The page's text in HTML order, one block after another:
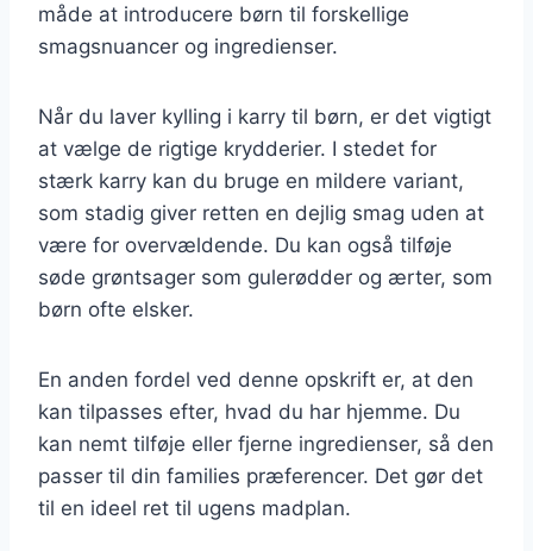
måde at introducere børn til forskellige
smagsnuancer og ingredienser.
Når du laver kylling i karry til børn, er det vigtigt
at vælge de rigtige krydderier. I stedet for
stærk karry kan du bruge en mildere variant,
som stadig giver retten en dejlig smag uden at
være for overvældende. Du kan også tilføje
søde grøntsager som gulerødder og ærter, som
børn ofte elsker.
En anden fordel ved denne opskrift er, at den
kan tilpasses efter, hvad du har hjemme. Du
kan nemt tilføje eller fjerne ingredienser, så den
passer til din families præferencer. Det gør det
til en ideel ret til ugens madplan.